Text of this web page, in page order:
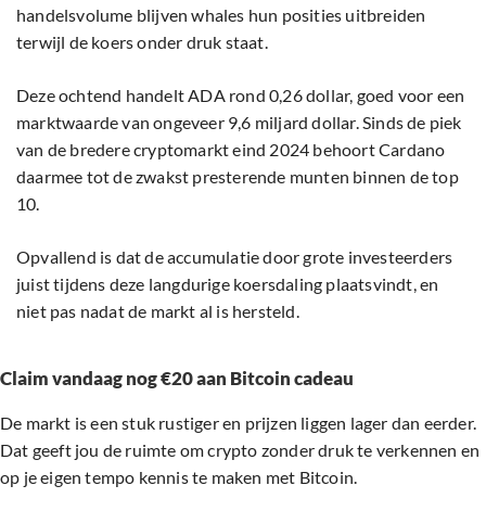
handelsvolume blijven whales hun posities uitbreiden
terwijl de koers onder druk staat.
Deze ochtend handelt ADA rond 0,26 dollar, goed voor een
marktwaarde van ongeveer 9,6 miljard dollar. Sinds de piek
van de bredere cryptomarkt eind 2024 behoort Cardano
daarmee tot de zwakst presterende munten binnen de top
10.
Opvallend is dat de accumulatie door grote investeerders
juist tijdens deze langdurige koersdaling plaatsvindt, en
niet pas nadat de markt al is hersteld.
Claim vandaag nog €20 aan Bitcoin cadeau
De markt is een stuk rustiger en prijzen liggen lager dan eerder.
Dat geeft jou de ruimte om crypto zonder druk te verkennen en
op je eigen tempo kennis te maken met Bitcoin.